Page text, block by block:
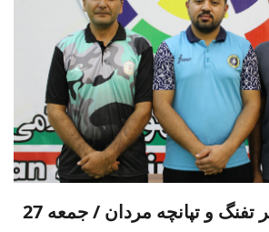
هفته اول لیگ برتر تفنگ و تپانچه مردان / جمعه 27